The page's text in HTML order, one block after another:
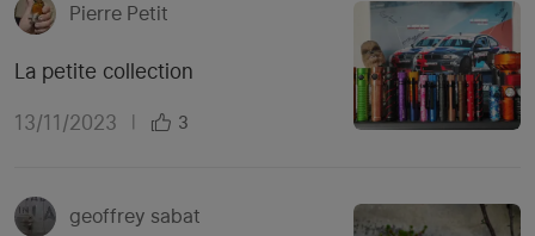
Pierre Petit
La petite collection
13/11/2023 | 3
geoffrey sabat